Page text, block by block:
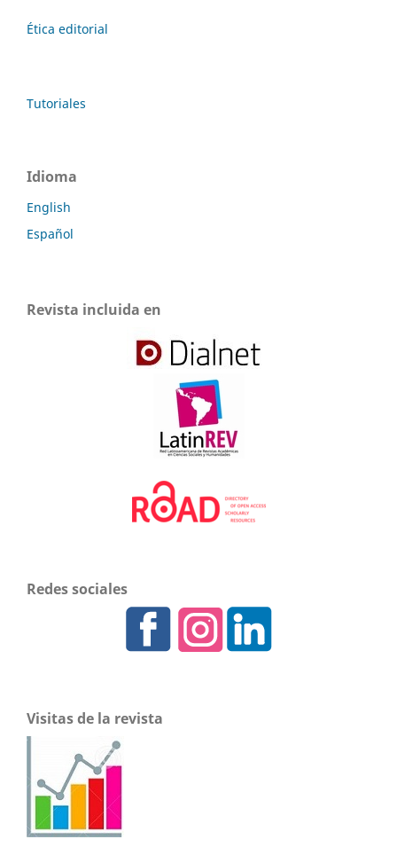
Ética editorial
Tutoriales
Idioma
English
Español
Revista incluida en
Redes sociales
Visitas de la revista